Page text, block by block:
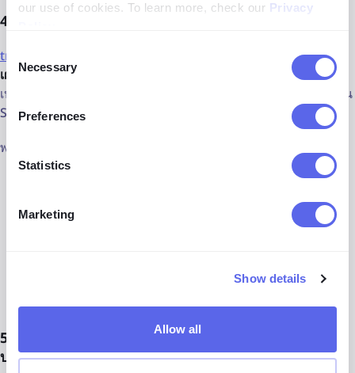
our use of cookies. To learn more, check our Privacy
Consent
Selection
Necessary
Preferences
Statistics
Marketing
Show details
Allow all
4. truthfinder.com สำหรับบันทึกสาธารณะ
truthfinder เป็นอีกหนึ่งเครื่องมือการตรวจสอบประวัติที่ช่วยเปิด
เผยข้อมูลจากบันทึกสาธารณะ
นอกจากนี้ยังมีตัวเลือกการค้นหา
เบอร์โทรศัพท์ เพื่อให้คุณสามารถตรวจสอบได้ว่าเบอร์โทรที่พบใน
Spokeo ตรงกับ Truthfinder หรือไม่
พวกเขายังอ้างว่าสามารถค้นหาใน:
บันทึกตำรวจ
5. namescan.io สำหรับการตรวจสอบ PEP และการคว่ำ
บาตร